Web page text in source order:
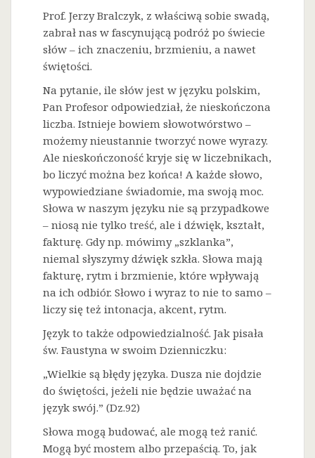
Prof. Jerzy Bralczyk, z właściwą sobie swadą,
zabrał nas w fascynującą podróż po świecie
słów – ich znaczeniu, brzmieniu, a nawet
świętości.
Na pytanie, ile słów jest w języku polskim,
Pan Profesor odpowiedział, że nieskończona
liczba. Istnieje bowiem słowotwórstwo –
możemy nieustannie tworzyć nowe wyrazy.
Ale nieskończoność kryje się w liczebnikach,
bo liczyć można bez końca! A każde słowo,
wypowiedziane świadomie, ma swoją moc.
Słowa w naszym języku nie są przypadkowe
– niosą nie tylko treść, ale i dźwięk, kształt,
fakturę. Gdy np. mówimy „szklanka”,
niemal słyszymy dźwięk szkła. Słowa mają
fakturę, rytm i brzmienie, które wpływają
na ich odbiór. Słowo i wyraz to nie to samo –
liczy się też intonacja, akcent, rytm.
Język to także odpowiedzialność. Jak pisała
św. Faustyna w swoim Dzienniczku:
„Wielkie są błędy języka. Dusza nie dojdzie
do świętości, jeżeli nie będzie uważać na
język swój.” (Dz.92)
Słowa mogą budować, ale mogą też ranić.
Mogą być mostem albo przepaścią. To, jak